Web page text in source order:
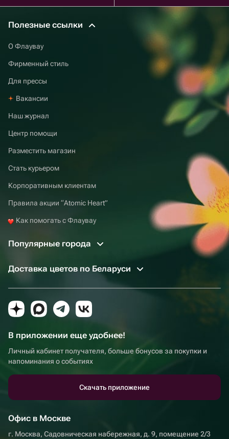
Полезные ссылки
О Флаувау
Фирменный стиль
Для прессы
Вакансии
Наш журнал
Центр помощи
Разместить магазин
Стать курьером
Корпоративным клиентам
Правила акции “Atomic Heart”
Как помогать с Флаувау
Популярные города
Доставка цветов по Беларуси
В приложении еще удобнее!
Личный кабинет получателя, больше бонусов за покупки и
напоминания о событиях
Скачать приложение
Офис в Москве
г. Москва, Садовническая набережная, д. 9, помещение 2/3